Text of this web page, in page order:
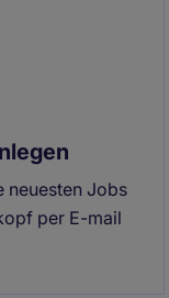
neuesten Jobs
per E-mail